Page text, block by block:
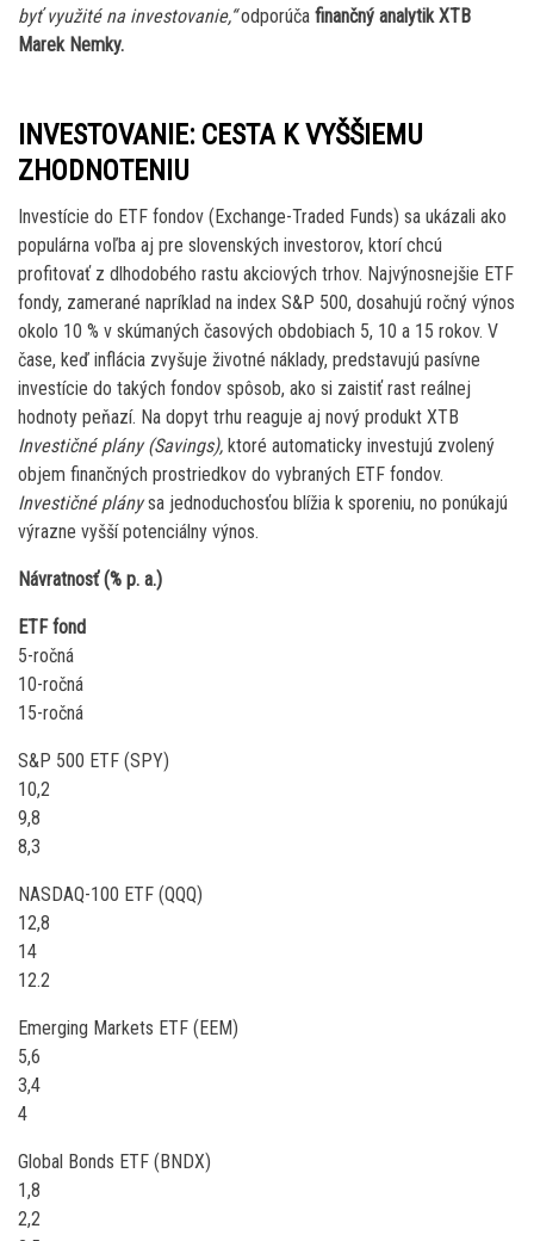
byť využité na investovanie,“odporúča finančný analytik XTB
Marek Nemky.
INVESTOVANIE: CESTA K VYŠŠIEMU
ZHODNOTENIU
Investície do ETF fondov (Exchange-Traded Funds) sa ukázali ako
populárna voľba aj pre slovenských investorov, ktorí chcú
profitovať z dlhodobého rastu akciových trhov. Najvýnosnejšie ETF
fondy, zamerané napríklad na index S&P 500, dosahujú ročný výnos
okolo 10 % v skúmaných časových obdobiach 5, 10 a 15 rokov. V
čase, keď inflácia zvyšuje životné náklady, predstavujú pasívne
investície do takých fondov spôsob, ako si zaistiť rast reálnej
hodnoty peňazí. Na dopyt trhu reaguje aj nový produkt XTB
Investičné plány (Savings), ktoré automaticky investujú zvolený
objem finančných prostriedkov do vybraných ETF fondov.
Investičné plánysa jednoduchosťou blížia k sporeniu, no ponúkajú
výrazne vyšší potenciálny výnos.
Návratnosť (% p. a.)
ETF fond
5-ročná
10-ročná
15-ročná
S&P 500 ETF (SPY)
10,2
9,8
8,3
NASDAQ-100 ETF (QQQ)
12,8
14
12.2
Emerging Markets ETF (EEM)
5,6
3,4
4
Global Bonds ETF (BNDX)
1,8
2,2